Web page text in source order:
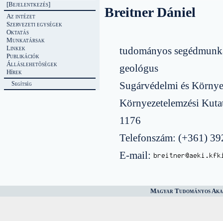
[Bejelentkezés]
Az intézet
Szervezeti egységek
Oktatás
Munkatársak
Linkek
Publikációk
Álláslehetõségek
Hírek
Segítség
Breitner Dániel
tudományos
geológus
Sugárvédelmi és
Környezetelemzési
1176
Telefonszám: (+361)
E-mail:
Magyar Tudományos